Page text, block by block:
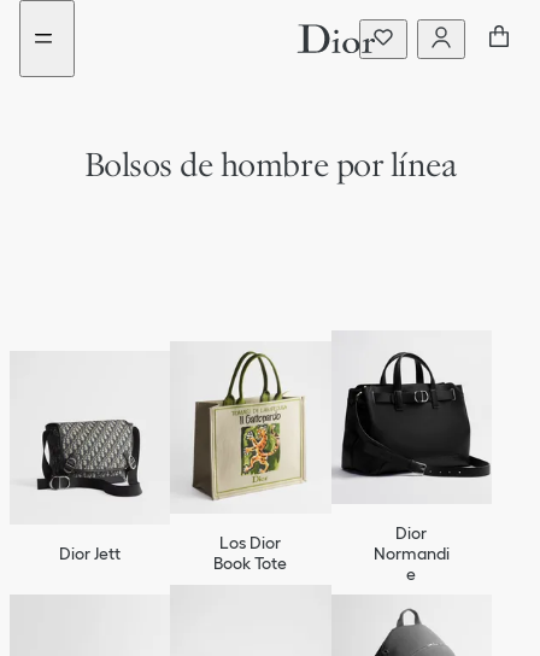
menú
aria_goToContent
Bolsos de hombre por línea
Dior Jett
Los Dior
Book Tote
Dior
Normandi
e